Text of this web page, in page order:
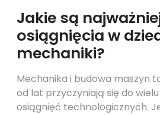
Jakie są
osiągnięcia w
mechaniki?
Mechanika i budowa maszyn
od lat przyczyniają się do
osiągnięć technologicznych.